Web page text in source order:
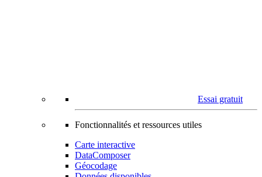
Essai gratuit
Fonctionnalités et ressources utiles
Carte interactive
DataComposer
Géocodage